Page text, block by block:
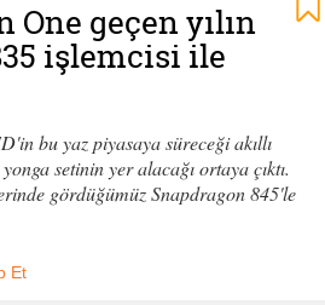
One geçen yılın
işlemcisi ile
bu yaz piyasaya süreceği akıllı
setinin yer alacağı ortaya çıktı.
gördüğümüz Snapdragon 845'le
Et